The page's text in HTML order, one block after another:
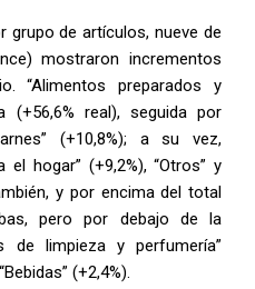
grupo de artículos, nueve de
mostraron incrementos
“Alimentos preparados y
(+56,6% real), seguida por
(+10,8%); a su vez,
hogar” (+9,2%), “Otros” y
y por encima del total
pero por debajo de la
de limpieza y perfumería”
(+2,4%).